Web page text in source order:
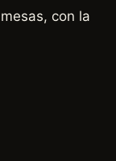
con la